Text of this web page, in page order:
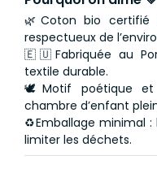
🌿Coton bio certifié
respectueux de
🇪🇺Fabriquée au
textile durable.
🕊️Motif poétique et
chambre d’enfant
♻️Emballage minimal
limiter les déchets.